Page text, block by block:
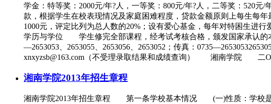
学金：特等奖：2000元/年?人，一等奖：800元/年?人，二等奖：520
款，根据学生在校表现情况及家庭困难程度，贷款金额原则上每生每
1000元，评定比列为总人数的20%；设有爱心基金，每年对特困生
学历与学位 学生修完全部课程，经考试考核合格，颁发国家承认
—2653053、2653055、2653056、2653052；传真：
xnxyzsb@163.com（不受理录取结果和成绩查询） 湘南学院 二O
湘南学院2013年招生章程
湘南学院2013年招生章程 第一条学校基本情况 (一)性质：学校是